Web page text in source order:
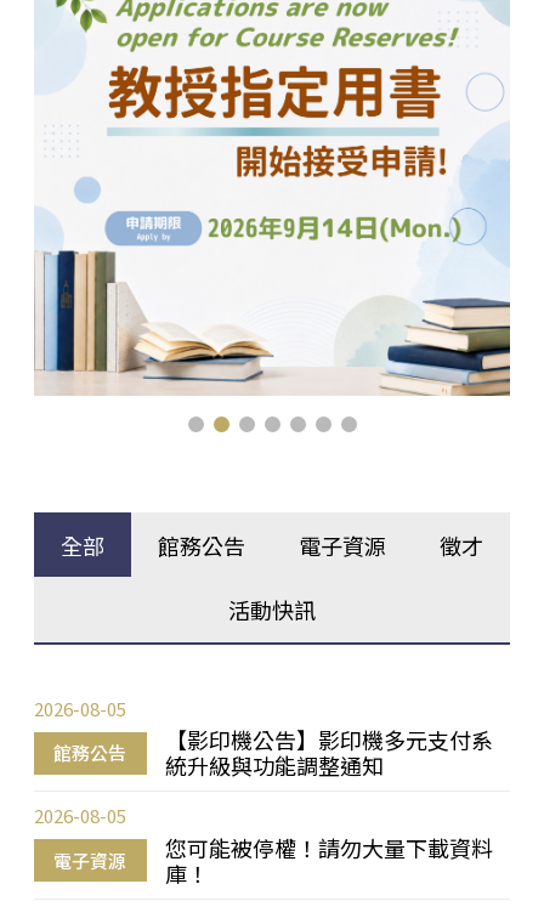
全部 館務公告 電子資源 徵才
活動快訊
館務公告
【影印機公告】影印機多元支付系
統升級與功能調整通知
2026-08-05
電子資源
您可能被停權！請勿大量下載資料
庫！
2026-08-05